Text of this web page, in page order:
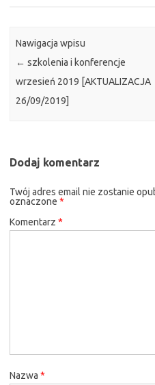
Nawigacja wpisu
← szkolenia i konferencje
wrzesień 2019 [AKTUALIZACJA
26/09/2019]
Dodaj komentarz
Twój adres email nie zostanie
oznaczone *
Komentarz *
Nazwa *